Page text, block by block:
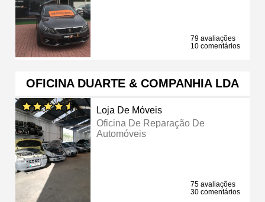
79 avaliações
10 comentários
OFICINA DUARTE & COMPANHIA LDA
Loja De Móveis
Oficina De Reparação De
Automóveis
75 avaliações
30 comentários